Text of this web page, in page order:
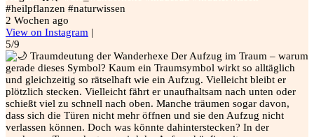
#heilpflanzen #naturwissen
2 Wochen ago
View on Instagram |
5/9